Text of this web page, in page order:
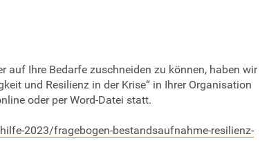
auf Ihre Bedarfe zuschneiden zu können, haben wir
und Resilienz in der Krise“ in Ihrer Organisation
oder per Word-Datei statt.
2023/fragebogen-bestandsaufnahme-resilienz-